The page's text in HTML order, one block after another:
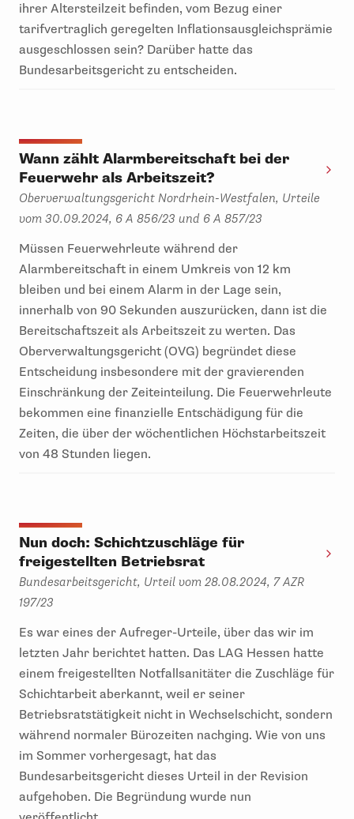
ihrer Altersteilzeit befinden, vom Bezug einer
tarifvertraglich geregelten Inflationsausgleichsprämie
ausgeschlossen sein? Darüber hatte das
Bundesarbeitsgericht zu entscheiden.
Wann zählt Alarmbereitschaft bei der
Feuerwehr als Arbeitszeit?
Oberverwaltungsgericht Nordrhein-Westfalen, Urteile
vom 30.09.2024, 6 A 856/23 und 6 A 857/23
Müssen Feuerwehrleute während der
Alarmbereitschaft in einem Umkreis von 12 km
bleiben und bei einem Alarm in der Lage sein,
innerhalb von 90 Sekunden auszurücken, dann ist die
Bereitschaftszeit als Arbeitszeit zu werten. Das
Oberverwaltungsgericht (OVG) begründet diese
Entscheidung insbesondere mit der gravierenden
Einschränkung der Zeiteinteilung. Die Feuerwehrleute
bekommen eine finanzielle Entschädigung für die
Zeiten, die über der wöchentlichen Höchstarbeitszeit
von 48 Stunden liegen.
Nun doch: Schichtzuschläge für
freigestellten Betriebsrat
Bundesarbeitsgericht, Urteil vom 28.08.2024, 7 AZR
197/23
Es war eines der Aufreger-Urteile, über das wir im
letzten Jahr berichtet hatten. Das LAG Hessen hatte
einem freigestellten Notfallsanitäter die Zuschläge für
Schichtarbeit aberkannt, weil er seiner
Betriebsratstätigkeit nicht in Wechselschicht, sondern
während normaler Bürozeiten nachging. Wie von uns
im Sommer vorhergesagt, hat das
Bundesarbeitsgericht dieses Urteil in der Revision
aufgehoben. Die Begründung wurde nun